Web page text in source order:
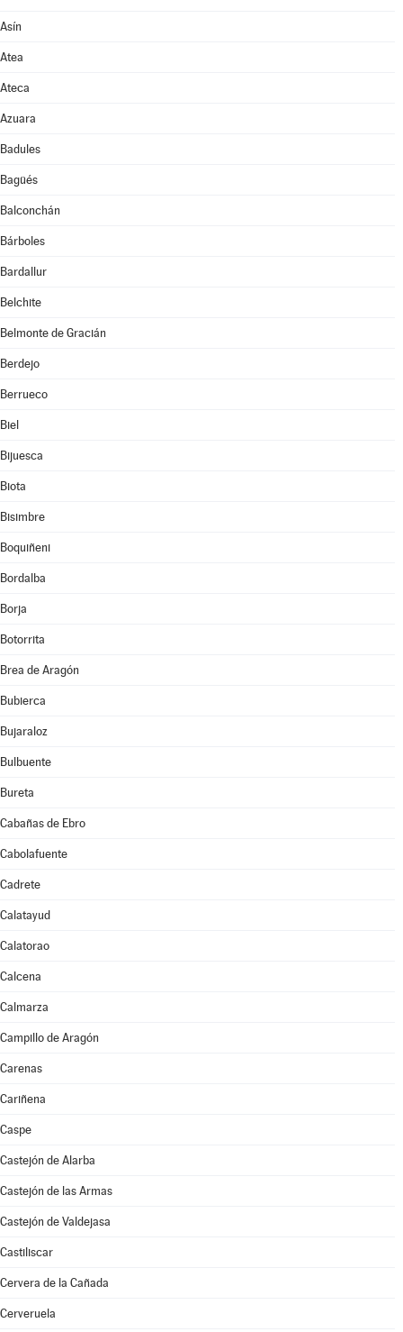
Asín
Atea
Ateca
Azuara
Badules
Bagüés
Balconchán
Bárboles
Bardallur
Belchite
Belmonte de Gracián
Berdejo
Berrueco
Biel
Bijuesca
Biota
Bisimbre
Boquiñeni
Bordalba
Borja
Botorrita
Brea de Aragón
Bubierca
Bujaraloz
Bulbuente
Bureta
Cabañas de Ebro
Cabolafuente
Cadrete
Calatayud
Calatorao
Calcena
Calmarza
Campillo de Aragón
Carenas
Cariñena
Caspe
Castejón de Alarba
Castejón de las Armas
Castejón de Valdejasa
Castiliscar
Cervera de la Cañada
Cerveruela